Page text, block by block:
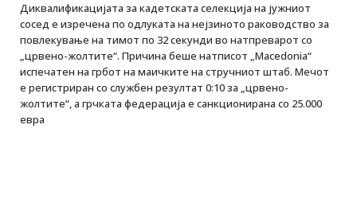
Диквалификацијата за кадетската селекција на јужниот
сосед е изречена по одлуката на нејзиното раководство за
повлекување на тимот по 32 секунди во натпреварот со
„црвено-жолтите“. Причина беше натписот „Macedonia“
испечатен на грбот на маичките на стручниот штаб. Мечот
е регистриран со службен резултат 0:10 за „црвено-
жолтите“, а грчката федерација е санкционирана со 25.000
евра